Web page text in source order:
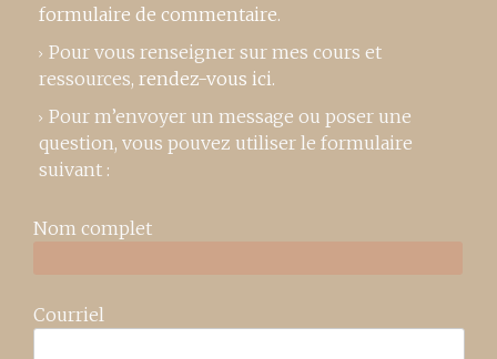
formulaire de commentaire.
Pour vous renseigner sur mes cours et
ressources, rendez-vous ici.
Pour m’envoyer un message ou poser une
question, vous pouvez utiliser le formulaire
suivant :
Nom complet
Courriel